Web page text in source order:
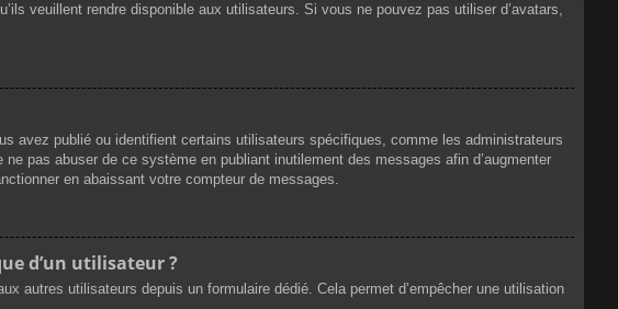
veuillent rendre disponible aux utilisateurs. Si vous ne pouvez pas utiliser d’avatars,
avez publié ou identifient certains utilisateurs spécifiques, comme les administrateurs
pas abuser de ce système en publiant inutilement des messages afin d’augmenter
en abaissant votre compteur de messages.
d’un utilisateur ?
autres utilisateurs depuis un formulaire dédié. Cela permet d’empêcher une utilisation